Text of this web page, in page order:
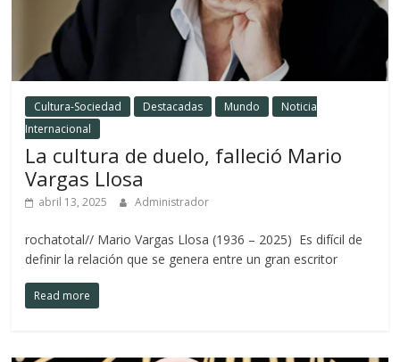
Cultura-Sociedad Destacadas Mundo
Noticia
Internacional
La cultura de duelo, falleció Mario
Vargas Llosa
abril 13, 2025 Administrador
rochatotal// Mario Vargas Llosa (1936 – 2025) Es difícil de
definir la relación que se genera entre un gran escritor
Read more